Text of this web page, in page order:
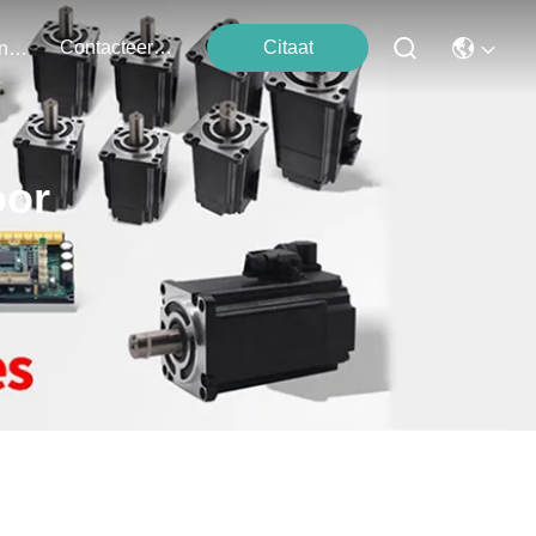
Evenementen Contacteer Ons Citaat